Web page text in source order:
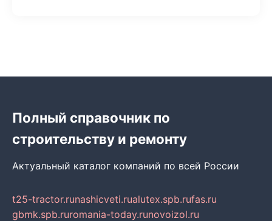
Полный справочник по
строительству и ремонту
Актуальный каталог компаний по всей России
t25-tractor.runashicveti.rualutex.spb.rufas.ru
gbmk.spb.ruromania-today.runovoizol.ru